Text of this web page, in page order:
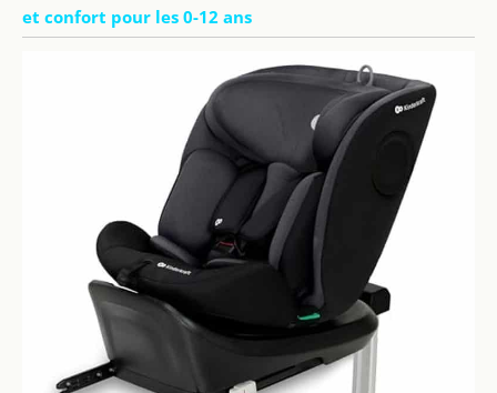
et confort pour les 0-12 ans